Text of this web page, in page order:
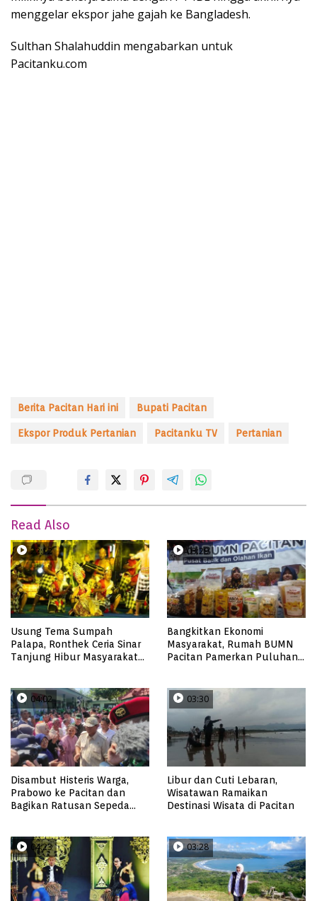
menggelar ekspor jahe gajah ke Bangladesh.
Sulthan Shalahuddin mengabarkan untuk
Pacitanku.com
Berita Pacitan Hari ini Bupati Pacitan
Ekspor Produk Pertanian Pacitanku TV Pertanian
Read Also
22:12
Usung Tema Sumpah
Palapa, Ronthek Ceria Sinar
Tanjung Hibur Masyarakat
03:29
Bangkitkan Ekonomi
Masyarakat, Rumah BUMN
Pacitan Pamerkan Puluhan
04:02
Disambut Histeris Warga,
Prabowo ke Pacitan dan
Bagikan Ratusan Sepeda
03:30
Libur dan Cuti Lebaran,
Wisatawan Ramaikan
Destinasi Wisata di Pacitan
04:23 03:28